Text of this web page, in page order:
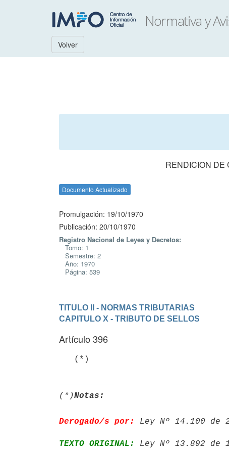
Volver
RENDICION DE
Documento Actualizado
Promulgación: 19/10/1970
Publicación: 20/10/1970
Registro Nacional de Leyes y Decretos:
Tomo: 1
Semestre: 2
Año: 1970
Página: 539
TITULO II - NORMAS TRIBUTARIAS
CAPITULO X - TRIBUTO DE SELLOS
Artículo 396
   (*)
(*)Notas:
Derogado/s por: Ley Nº 14.100
TEXTO ORIGINAL: Ley Nº 13.892